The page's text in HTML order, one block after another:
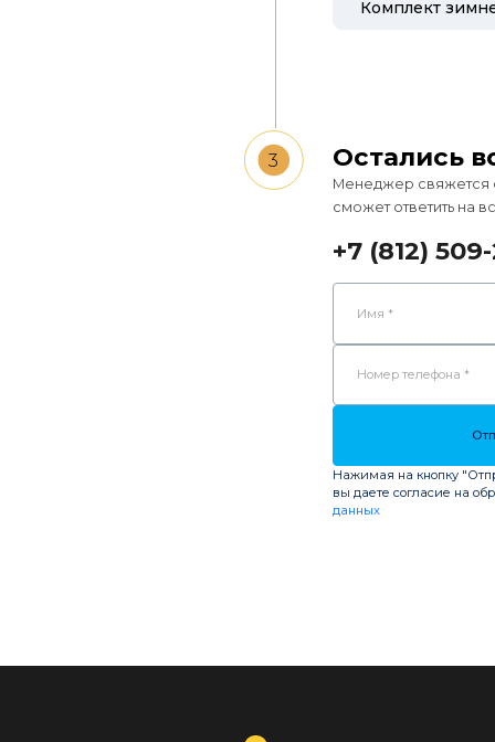
3 Остались
Менеджер свяжется
сможет ответить на
+7 (812)
Данные запроса
Имя *
Номер телефона *
Нажимая на кнопку
вы даете согласие на
данных